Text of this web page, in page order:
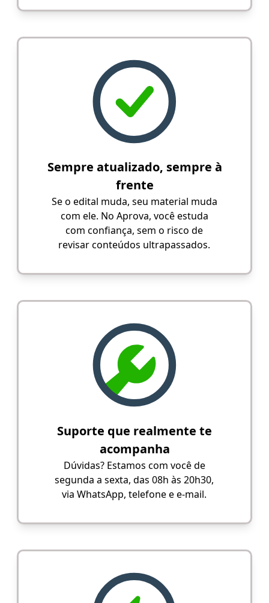
Sempre atualizado, sempre à
frente
Se o edital muda, seu material muda
com ele. No Aprova, você estuda
com confiança, sem o risco de
revisar conteúdos ultrapassados.
Suporte que realmente te
acompanha
Dúvidas? Estamos com você de
segunda a sexta, das 08h às 20h30,
via WhatsApp, telefone e e-mail.